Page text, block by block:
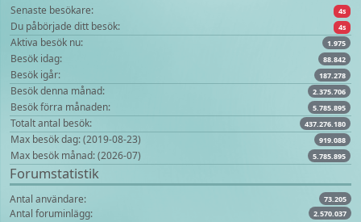
Senaste besökare: 4s
Du påbörjade ditt besök: 4s
Aktiva besök nu: 1.975
Besök idag: 88.842
Besök igår: 187.278
Besök denna månad: 2.375.706
Besök förra månaden: 5.785.895
Totalt antal besök: 437.276.180
Max besök dag: (2019-08-23) 919.088
Max besök månad: (2026-07) 5.785.895
Forumstatistik
Antal användare: 73.205
Antal foruminlägg: 2.570.037